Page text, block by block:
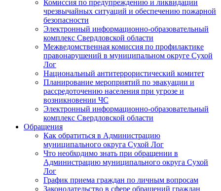
Комиссия по предупреждению и ликвидации
чрезвычайных ситуаций и обеспечению пожарной
безопасности
Электронный информационно-образовательный
комплекс Cвердловской области
Межведомственная комиссия по профилактике
правонарушений в муниципальном округе Сухой
Лог
Национальный антитеррористический комитет
Планирование мероприятий по эвакуации и
рассредоточению населения при угрозе и
возникновении ЧС
Электронный информационно-образовательный
комплекс Свердловской области
Обращения
Как обратиться в Администрацию
муниципального округа Сухой Лог
Что необходимо знать при обращении в
Администрацию муниципального округа Сухой
Лог
График приема граждан по личным вопросам
Законодательство в сфере обращений граждан